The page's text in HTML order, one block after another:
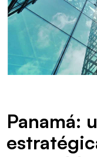
Panamá: